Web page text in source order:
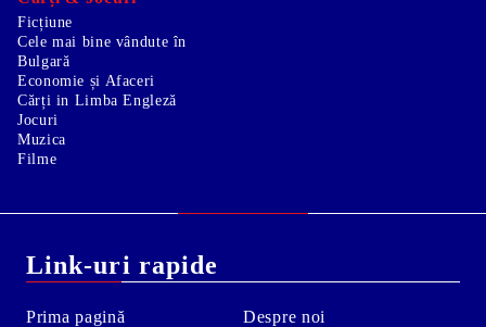
Ficțiune
Cele mai bine vândute în
Bulgară
Economie și Afaceri
Cărți in Limba Engleză
Jocuri
Muzica
Filme
Link-uri rapide
Prima pagină
Despre noi